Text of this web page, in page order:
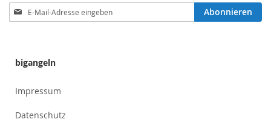
Anmeldung
zum
Abonnieren
bigangeln
Impressum
Datenschutz